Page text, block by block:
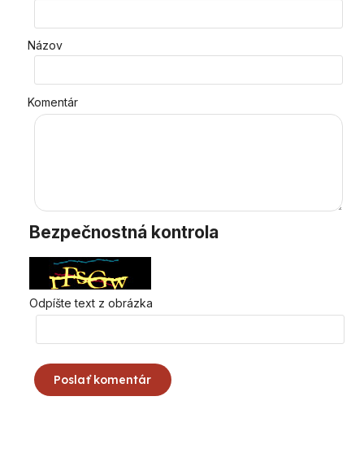
Názov
Komentár
Bezpečnostná kontrola
Odpíšte text z obrázka
Poslať komentár